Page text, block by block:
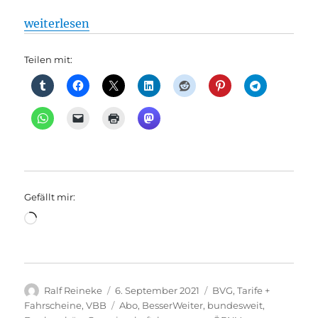
„Tarife: Gemeinsame Pressemitteilung: Das
weiterlesen
Teilen mit:
Gefällt mir:
Wird
Autor
Ralf Reineke
Veröffentlicht
am
6. September 2021 Kategorien
BVG,Tarife +
Fahrscheine,VBB Schlagwörter
Abo, BesserWeiter, bundesweit,